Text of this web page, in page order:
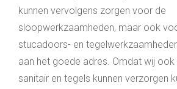
kunnen vervolgens zorgen voor de
sloopwerkzaamheden, maar ook
stucadoors- en
aan het goede adres. Omdat wij ook
sanitair en tegels kunnen verzorgen